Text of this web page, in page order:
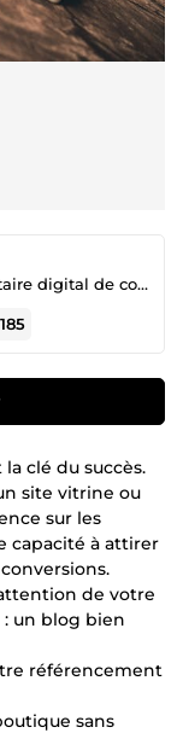
Delta Sonear LTD : Votre prestataire digital de confiance
185
clé du succès.
site vitrine ou
sur les
capacité à attirer
de votre
: un blog bien
référencement
sans